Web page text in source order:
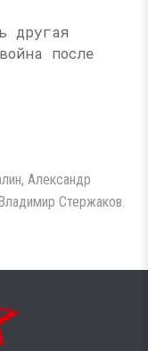
другая
после
Александр
Стержаков.